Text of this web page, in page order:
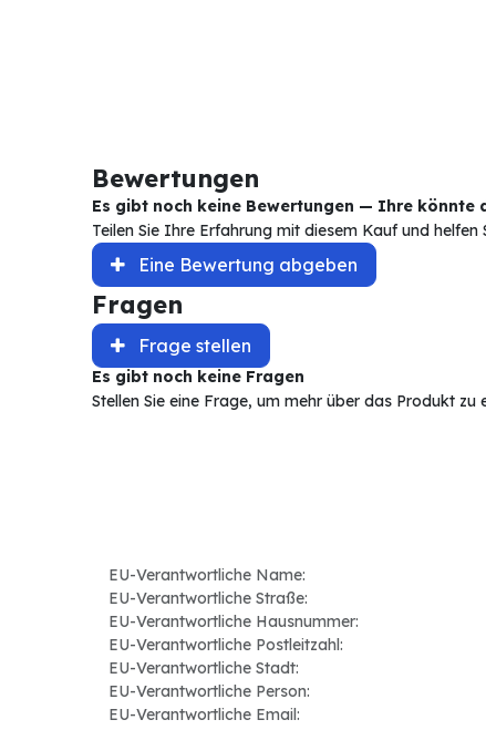
Bewertungen
Es gibt noch keine Bewertungen — Ihre könnte
Teilen Sie Ihre Erfahrung mit diesem Kauf und
Eine Bewertung abgeben
Fragen
Frage stellen
Es gibt noch keine Fragen
Stellen Sie eine Frage, um mehr über das Produkt zu
EU-Verantwortliche Name:
EU-Verantwortliche Straße:
EU-Verantwortliche Hausnummer:
EU-Verantwortliche Postleitzahl:
EU-Verantwortliche Stadt:
EU-Verantwortliche Person:
EU-Verantwortliche Email: